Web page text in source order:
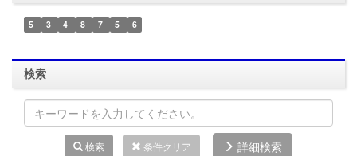
5 3 4 8 7 5 6
検索
検索 条件クリア 詳細検索